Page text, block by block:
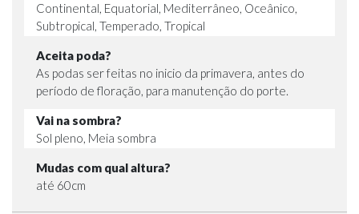
Continental, Equatorial, Mediterrâneo, Oceânico,
Subtropical, Temperado, Tropical
Aceita poda?
As podas ser feitas no inicio da primavera, antes do
período de floração, para manutenção do porte.
Vai na sombra?
Sol pleno, Meia sombra
Mudas com qual altura?
até 60cm